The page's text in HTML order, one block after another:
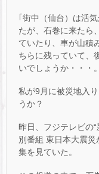
｢街中（仙台）は活
たが、石巻に来たら
ていたり、車が山積
ちらに残っていて、
いでしょうか・・・
私が9月に被災地入
うか？
昨日、フジテレビの
別番組 東日本大震
集を見ていた。